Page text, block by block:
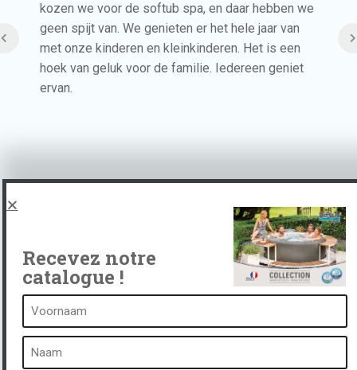
kozen we voor de softub spa, en daar hebben we
geen spijt van. We genieten er het hele jaar van
met onze kinderen en kleinkinderen. Het is een
hoek van geluk voor de familie. Iedereen geniet
ervan.
Recevez notre
catalogue !